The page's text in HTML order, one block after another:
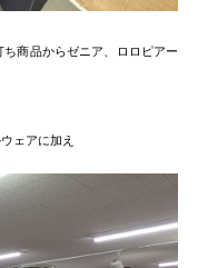
商品からゼニア、ロロピアー
ェアに加え